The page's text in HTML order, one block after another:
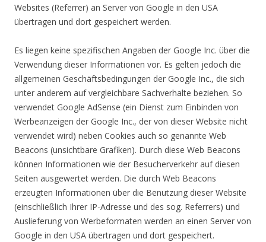
Websites (Referrer) an Server von Google in den USA
übertragen und dort gespeichert werden.
Es liegen keine spezifischen Angaben der Google Inc. über die
Verwendung dieser Informationen vor. Es gelten jedoch die
allgemeinen Geschäftsbedingungen der Google Inc., die sich
unter anderem auf vergleichbare Sachverhalte beziehen. So
verwendet Google AdSense (ein Dienst zum Einbinden von
Werbeanzeigen der Google Inc., der von dieser Website nicht
verwendet wird) neben Cookies auch so genannte Web
Beacons (unsichtbare Grafiken). Durch diese Web Beacons
können Informationen wie der Besucherverkehr auf diesen
Seiten ausgewertet werden. Die durch Web Beacons
erzeugten Informationen über die Benutzung dieser Website
(einschließlich Ihrer IP-Adresse und des sog. Referrers) und
Auslieferung von Werbeformaten werden an einen Server von
Google in den USA übertragen und dort gespeichert.